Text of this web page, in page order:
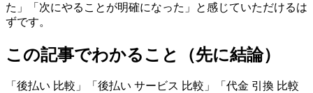
た」「次にやることが明確になった」と感じていただけるは
ずです。
この記事でわかること（先に結論）
「後払い 比較」「後払い サービス 比較」「代金 引換 比較